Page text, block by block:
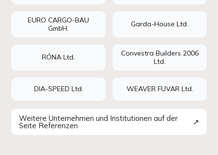
EURO CARGO-BAU
GmbH.
Garda-House Ltd.
RÓNA Ltd.
Convestra Builders 2006
Ltd.
DIA-SPEED Ltd. WEAVER FUVAR Ltd.
Weitere Unternehmen und Institutionen auf der
Seite Referenzen ↗